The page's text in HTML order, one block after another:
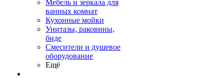
Мебель и зеркала для
ванных комнат
Кухонные мойки
Унитазы, раковины,
биде
Смесители и душевое
оборудование
Ещё